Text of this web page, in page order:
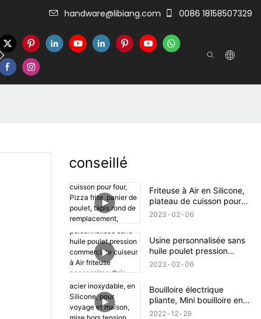
handware@libiang.com 0086 18158507329
conseillé
Friteuse à Air en Silicone,
plateau de cuisson pour
four, Pizza frite, panier de
accessoires de poêle à gril
2023 02 06
Usine personnalisée sans
huile poulet pression
commerciale cuiseur à Air
2023 02 06
Bouilloire électrique
pliante, Mini bouilloire en
acier inoxydable, en
2022 12 29